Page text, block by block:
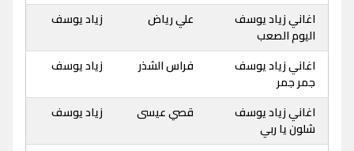
اغاني زياد يوسف
اليوم الصعب
علي رياض زياد يوسف
اغاني زياد يوسف
جمر جمر
فراس الشذر زياد يوسف
اغاني زياد يوسف
شلون يا ربي
قصي عيسى زياد يوسف